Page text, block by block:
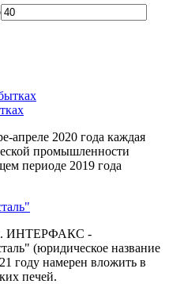
апреле 2020 года каждая
промышленности
периоде 2019 года
ИНТЕРФАКС -
(юридическое название
году намерен вложить в
печей.